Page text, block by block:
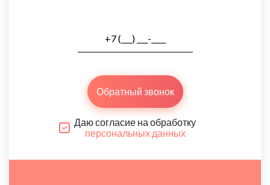
Обратный звонок
Даю согласие на обработку
персональных данных